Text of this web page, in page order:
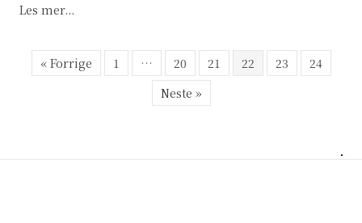
Les mer...
« Forrige 1 … 20 21 22 23
24
Neste »